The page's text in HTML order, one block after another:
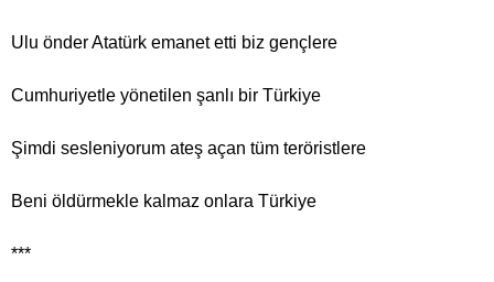
Ulu önder Atatürk emanet etti biz gençlere
Cumhuriyetle yönetilen şanlı bir Türkiye
Şimdi sesleniyorum ateş açan tüm teröristlere
Beni öldürmekle kalmaz onlara Türkiye
***